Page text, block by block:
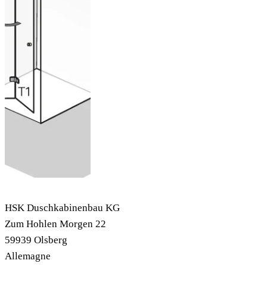
Configurer
CONTACT
HSK Duschkabinenbau KG
Zum Hohlen Morgen 22
59939 Olsberg
Allemagne